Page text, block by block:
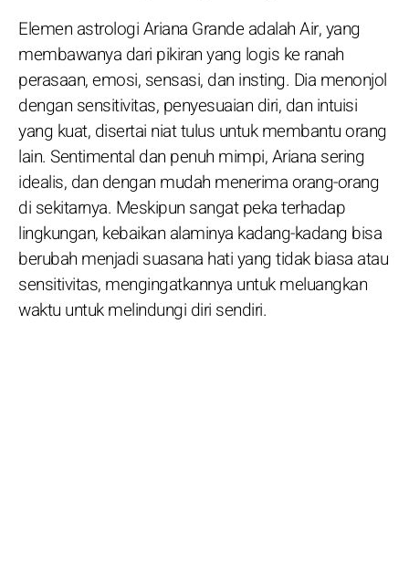
Elemen astrologi Ariana Grande adalah Air, yang
membawanya dari pikiran yang logis ke ranah
perasaan, emosi, sensasi, dan insting. Dia menonjol
dengan sensitivitas, penyesuaian diri, dan intuisi
yang kuat, disertai niat tulus untuk membantu orang
lain. Sentimental dan penuh mimpi, Ariana sering
idealis, dan dengan mudah menerima orang-orang
di sekitarnya. Meskipun sangat peka terhadap
lingkungan, kebaikan alaminya kadang-kadang bisa
berubah menjadi suasana hati yang tidak biasa atau
sensitivitas, mengingatkannya untuk meluangkan
waktu untuk melindungi diri sendiri.